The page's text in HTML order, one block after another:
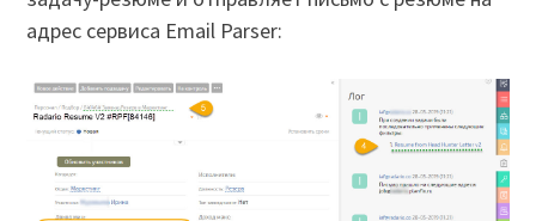
адрес сервиса Email Parser: